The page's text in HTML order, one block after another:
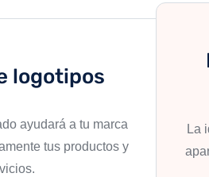
logotipos
ayudará a tu marca
tus productos y
La